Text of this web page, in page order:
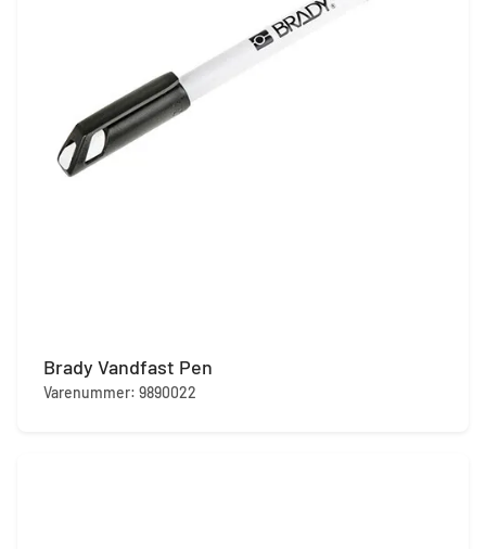
Brady Vandfast Pen
Varenummer: 9890022